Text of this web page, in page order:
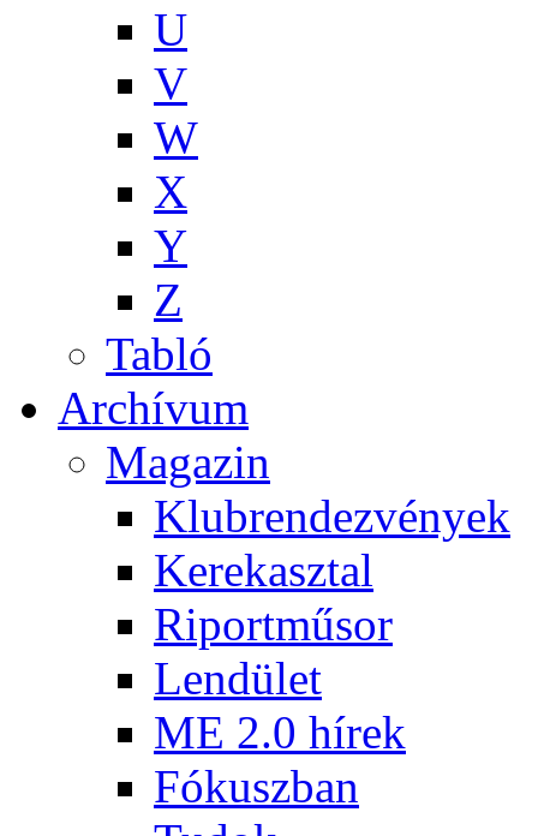
U
V
W
X
Y
Z
Tabló
Archívum
Magazin
Klubrendezvények
Kerekasztal
Riportműsor
Lendület
ME 2.0 hírek
Fókuszban